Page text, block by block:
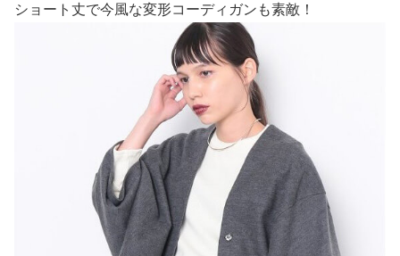
ショート丈で今風な変形コーディガンも素敵！